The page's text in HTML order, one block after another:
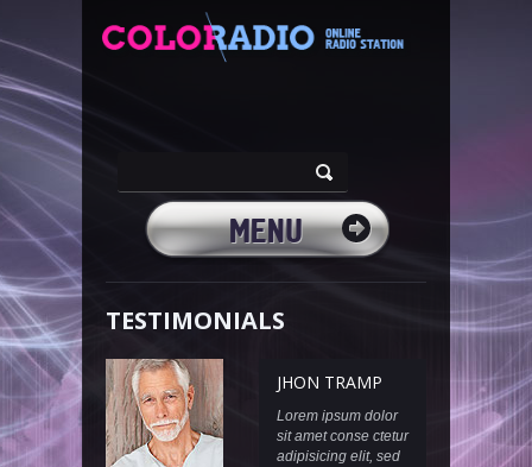
MENU
HOME
ABOUT
PROGRAMS
TESTIMONIALS
JHON TRAMP
Lorem ipsum dolor
sit amet conse ctetur
adipisicing elit, sed